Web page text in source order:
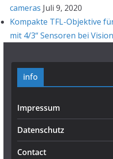
cameras Juli 9, 2020
Kompakte TFL-Objektive
mit 4/3“ Sensoren bei
info
Impressum
Datenschutz
Contact